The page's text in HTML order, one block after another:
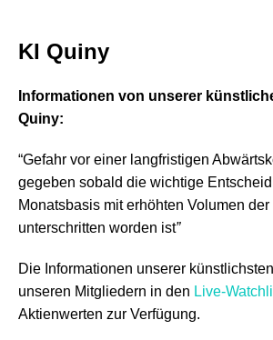
KI Quiny
Informationen von unserer
Quiny:
“Gefahr vor einer langfristigen
gegeben sobald die wichtige
Monatsbasis mit erhöhten Volumen der
unterschritten worden ist”
Die Informationen unserer
unseren Mitgliedern in den Live-
Aktienwerten zur Verfügung.